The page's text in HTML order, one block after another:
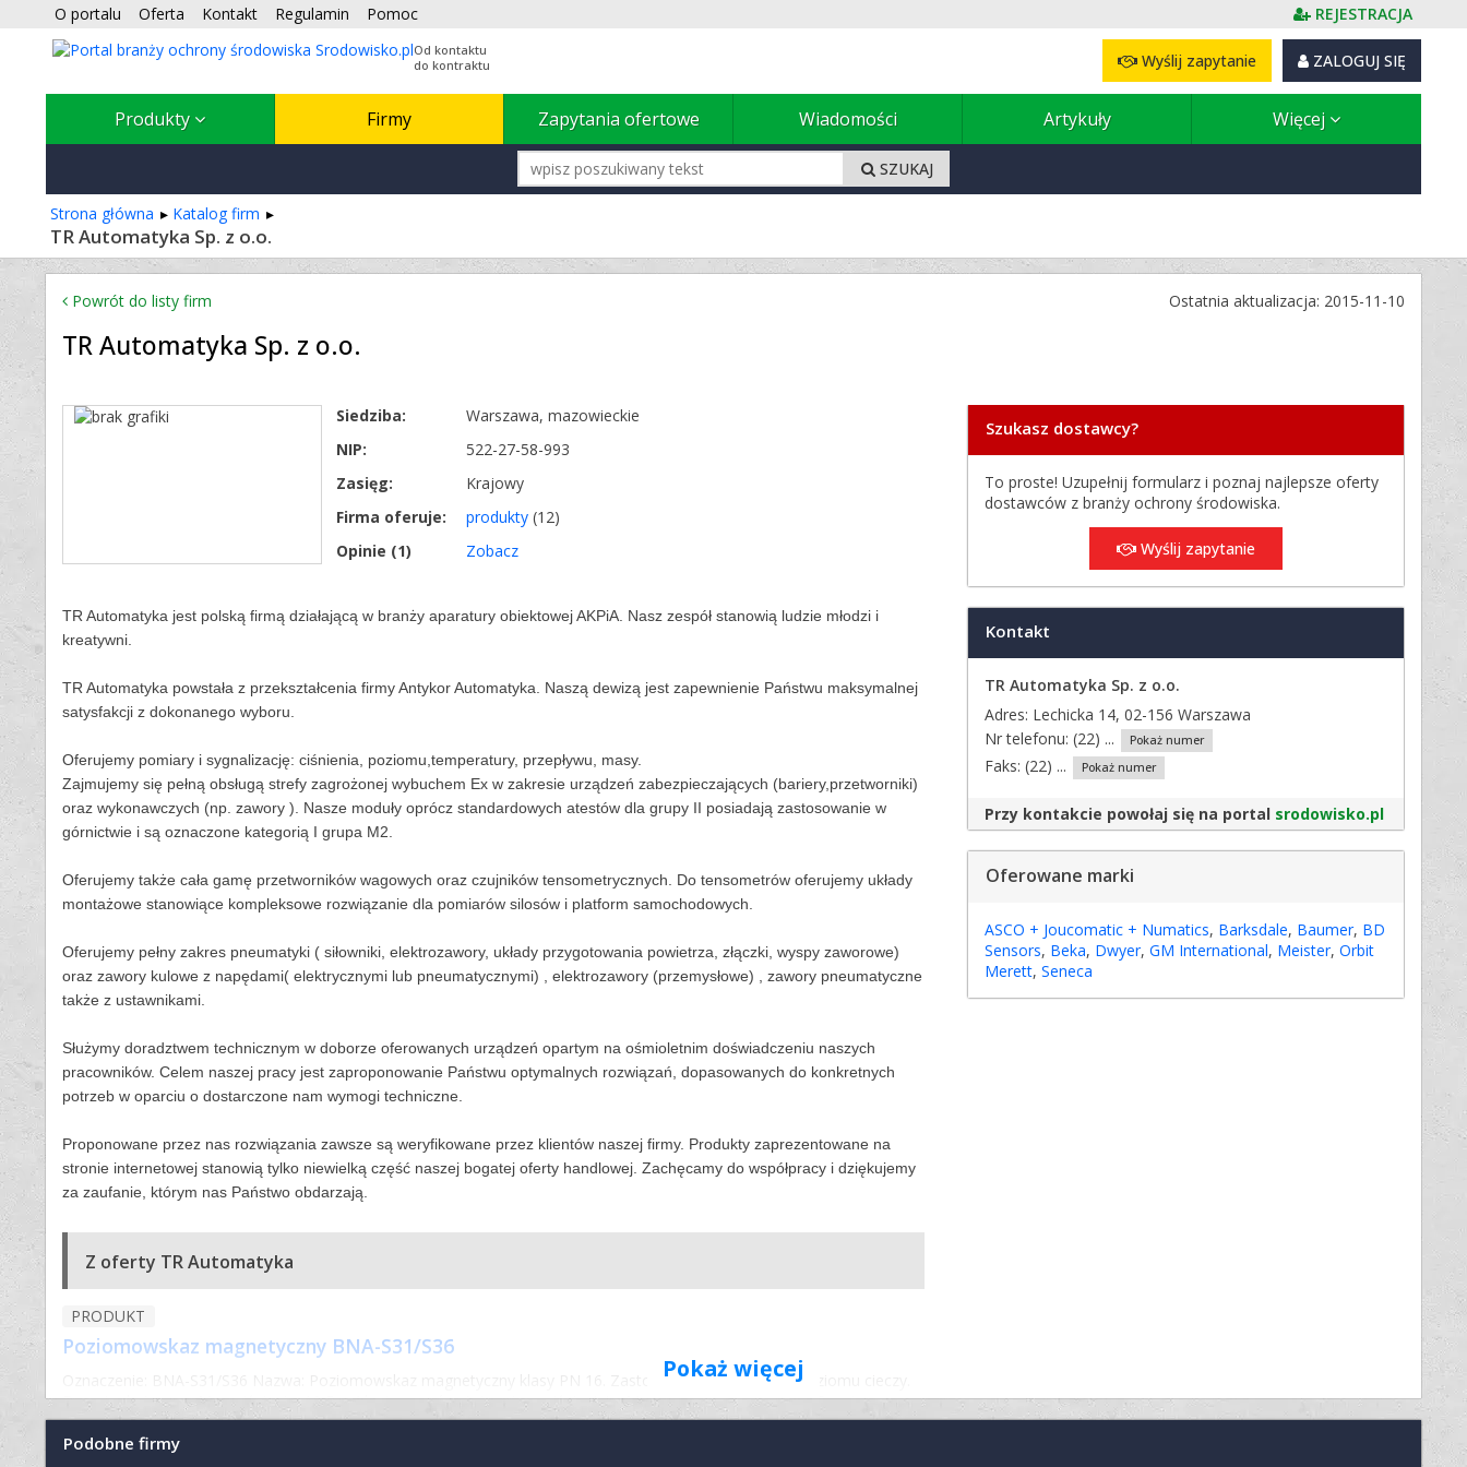
O portalu Oferta Kontakt Regulamin Pomoc REJESTRACJA
Od kontaktu
do kontraktu
ZALOGUJ SIĘ
Wyślij zapytanie
Produkty Firmy Zapytania ofertowe Wiadomości Artykuły Więcej
SZUKAJ
Strona główna Katalog firm
TR Automatyka Sp. z o.o.
Powrót do listy firm Ostatnia aktualizacja: 2015-11-10
TR Automatyka Sp. z o.o.
Siedziba: Warszawa, mazowieckie
NIP:
522-27-58-993
Zasięg:
Krajowy
Firma oferuje:
produkty (12)
Opinie (1) Zobacz
TR Automatyka jest polską firmą działającą w branży aparatury obiektowej AKPiA. Nasz zespół stanowią ludzie młodzi i
kreatywni.
TR Automatyka powstała z przekształcenia firmy Antykor Automatyka. Naszą dewizą jest zapewnienie Państwu maksymalnej
satysfakcji z dokonanego wyboru.
Oferujemy pomiary i sygnalizację: ciśnienia, poziomu,temperatury, przepływu, masy.
Zajmujemy się pełną obsługą strefy zagrożonej wybuchem Ex w zakresie urządzeń zabezpieczających (bariery,przetworniki)
oraz wykonawczych (np. zawory ). Nasze moduły oprócz standardowych atestów dla grupy II posiadają zastosowanie w
górnictwie i są oznaczone kategorią I grupa M2.
Oferujemy także cała gamę przetworników wagowych oraz czujników tensometrycznych. Do tensometrów oferujemy układy
montażowe stanowiące kompleksowe rozwiązanie dla pomiarów silosów i platform samochodowych.
Oferujemy pełny zakres pneumatyki ( siłowniki, elektrozawory, układy przygotowania powietrza, złączki, wyspy zaworowe)
oraz zawory kulowe z napędami( elektrycznymi lub pneumatycznymi) , elektrozawory (przemysłowe) , zawory pneumatyczne
także z ustawnikami.
Służymy doradztwem technicznym w doborze oferowanych urządzeń opartym na ośmioletnim doświadczeniu naszych
pracowników. Celem naszej pracy jest zaproponowanie Państwu optymalnych rozwiązań, dopasowanych do konkretnych
potrzeb w oparciu o dostarczone nam wymogi techniczne.
Proponowane przez nas rozwiązania zawsze są weryfikowane przez klientów naszej firmy. Produkty zaprezentowane na
stronie internetowej stanowią tylko niewielką część naszej bogatej oferty handlowej. Zachęcamy do współpracy i dziękujemy
za zaufanie, którym nas Państwo obdarzają.
Z oferty TR Automatyka
PRODUKT
Poziomowskaz magnetyczny BNA-S31/S36
Oznaczenie: BNA-S31/S36 Nazwa: Poziomowskaz magnetyczny klasy PN 16. Zastosowanie: Wskazanie poziomu cieczy.
Dane techniczne: - Max. ciśnienie: 16 Bar (dostępne również wyższe ciśnienia) - Max. temperatura: 350°C - Rozstaw...
Szukasz dostawcy?
To proste! Uzupełnij formularz i poznaj najlepsze oferty
dostawców z branży ochrony środowiska.
Wyślij zapytanie
Kontakt
TR Automatyka Sp. z o.o.
Adres: Lechicka 14, 02-156 Warszawa
Nr telefonu: (22) ... Pokaż numer
Faks: (22) ... Pokaż numer
Przy kontakcie powołaj się na portal srodowisko.pl
Oferowane marki
ASCO + Joucomatic + Numatics, Barksdale, Baumer, BD
Sensors, Beka, Dwyer, GM International, Meister, Orbit
Merett, Seneca
Pokaż więcej
Podobne firmy